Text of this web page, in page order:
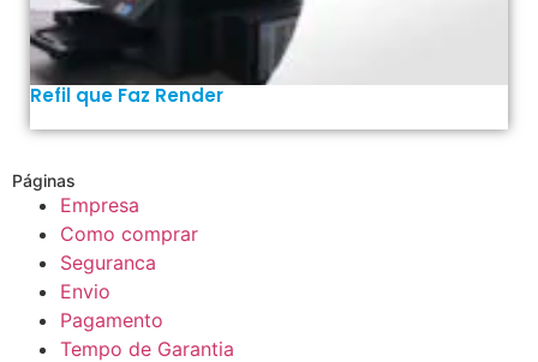
Refil que Faz Render
Páginas
Empresa
Como comprar
Seguranca
Envio
Pagamento
Tempo de Garantia